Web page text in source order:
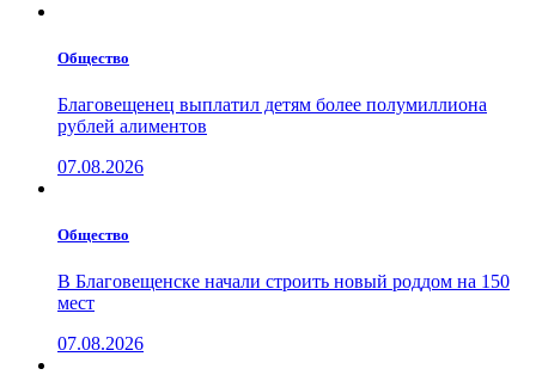
Общество
Благовещенец выплатил детям более полумиллиона
рублей алиментов
07.08.2026
Общество
В Благовещенске начали строить новый роддом на 150
мест
07.08.2026